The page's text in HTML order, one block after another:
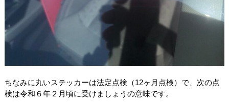
ちなみに丸いステッカーは法定点検（12ヶ月点検）で、次の点
検は令和６年２月頃に受けましょうの意味です。